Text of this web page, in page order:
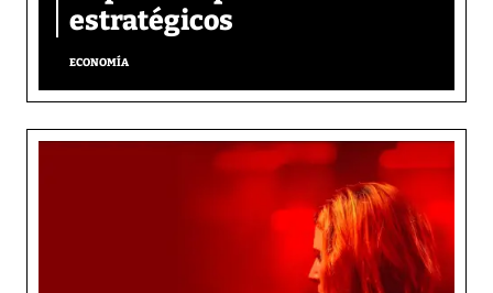
estratégicos
ECONOMÍA